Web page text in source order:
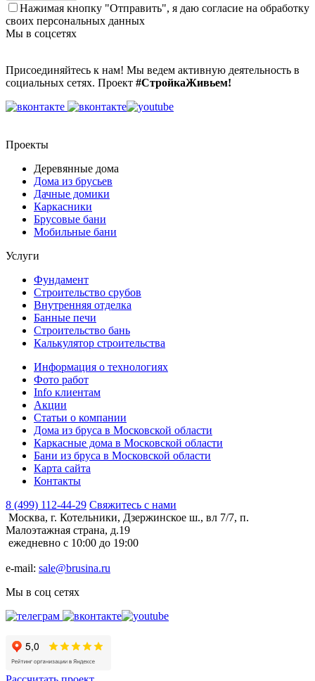
Нажимая кнопку "Отправить", я даю согласие на обработку
своих персональных данных
Мы в соцсетях
Присоединяйтесь к нам! Мы ведем активную деятельность в
социальных сетях. Проект #СтройкаЖивьем!
Проекты
Деревянные дома
Дома из брусьев
Дачные домики
Каркасники
Брусовые бани
Мобильные бани
Услуги
Фундамент
Строительство срубов
Внутренняя отделка
Банные печи
Строительство бань
Калькулятор строительства
Информация о технологиях
Фото работ
Info клиентам
Акции
Статьи о компании
Дома из бруса в Московской области
Каркасные дома в Московской области
Бани из бруса в Московской области
Карта сайта
Контакты
8 (499) 112-44-29 Свяжитесь с нами
Москва, г. Котельники, Дзержинское ш., вл 7/7, п.
Малоэтажная страна, д.19
ежедневно с 10:00 до 19:00
e-mail: sale@brusina.ru
Мы в соц сетях